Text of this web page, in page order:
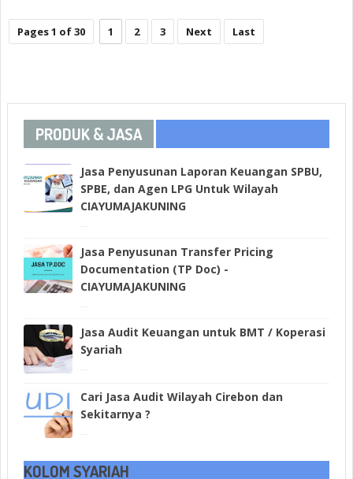
Pages 1 of 30 1 2 3 Next Last
PRODUK & JASA
Jasa Penyusunan Laporan Keuangan SPBU,
SPBE, dan Agen LPG Untuk Wilayah
CIAYUMAJAKUNING
Jasa Penyusunan Transfer Pricing
Documentation (TP Doc) -
CIAYUMAJAKUNING
Jasa Audit Keuangan untuk BMT / Koperasi
Syariah
Cari Jasa Audit Wilayah Cirebon dan
Sekitarnya ?
KOLOM SYARIAH